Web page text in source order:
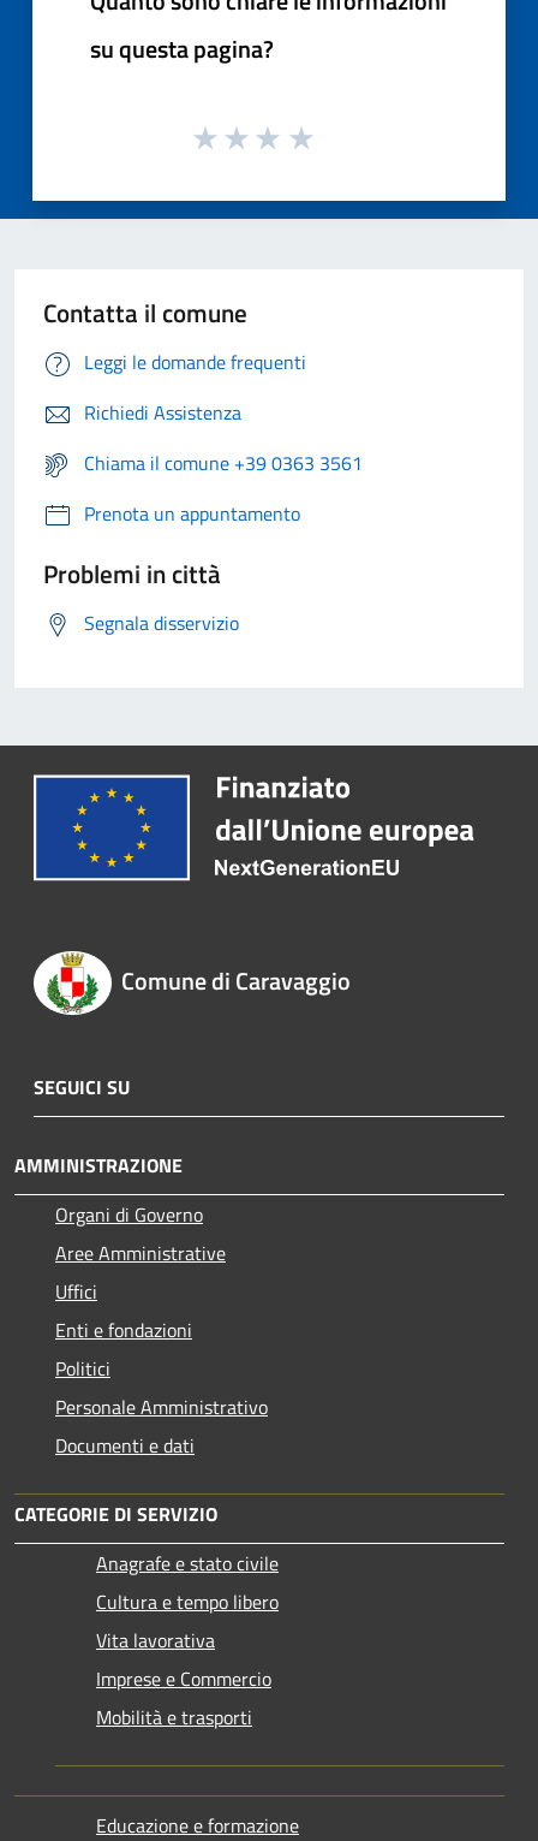
su questa pagina?
Contatta il comune
Leggi le domande frequenti
Richiedi Assistenza
Chiama il comune +39 0363 3561
Prenota un appuntamento
Problemi in città
Segnala disservizio
Comune di Caravaggio
SEGUICI SU
AMMINISTRAZIONE
Organi di Governo
Aree Amministrative
Uffici
Enti e fondazioni
Politici
Personale Amministrativo
Documenti e dati
CATEGORIE DI SERVIZIO
Anagrafe e stato civile
Cultura e tempo libero
Vita lavorativa
Imprese e Commercio
Mobilità e trasporti
Educazione e formazione